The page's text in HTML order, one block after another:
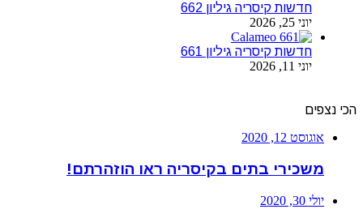
חדשות קיסריה גיליון 662
יוני 25, 2026
חדשות קיסריה גיליון 661
יוני 11, 2026
הכי נצפים
אוגוסט 12, 2020
משכירי בתים בקיסריה ראו הוזהרתם!
יולי 30, 2020